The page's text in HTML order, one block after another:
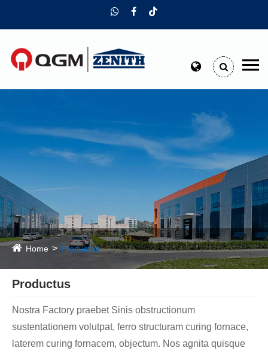
Home Productus
Productus
Nostra Factory praebet Sinis obstructionum
sustentationem volutpat, ferro structuram curing fornace,
laterem curing fornacem, objectum. Nos agnita quisque